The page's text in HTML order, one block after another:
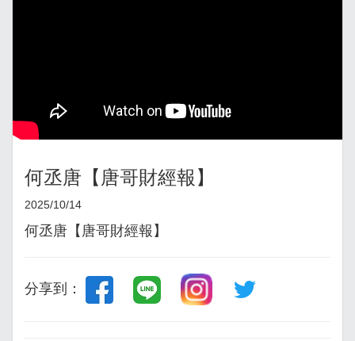
何丞唐【唐哥財經報】
2025/10/14
何丞唐【唐哥財經報】
分享到：